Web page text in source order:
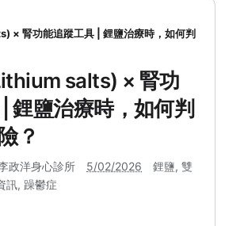
× 腎功能追蹤工具 | 鋰鹽治療時，如何判
salts) × 腎功
鋰鹽治療時，如何判
？
政洋身心診所 5/02/2026 鋰鹽, 雙
訊, 躁鬱症